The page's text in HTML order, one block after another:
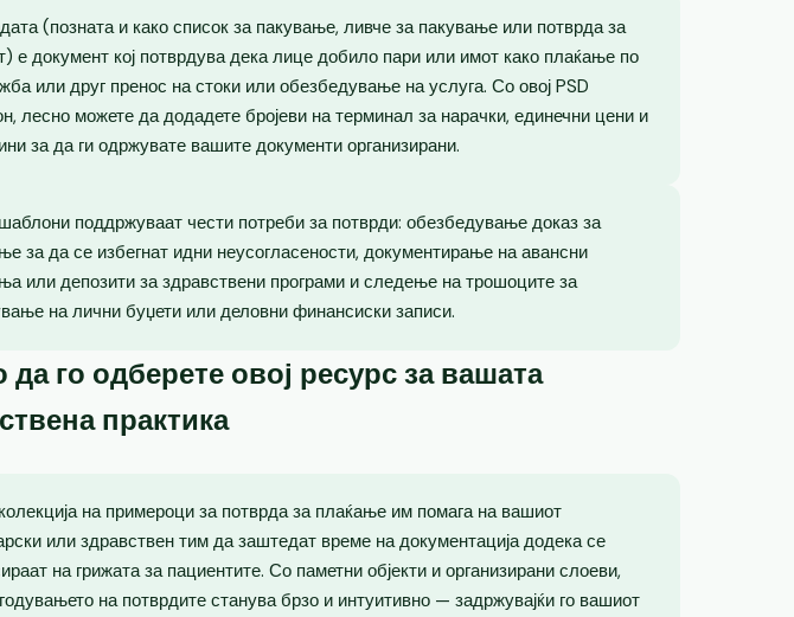
(позната и како список за пакување, ливче за пакување или потврда за
е документ кој потврдува дека лице добило пари или имот како плаќање по
или друг пренос на стоки или обезбедување на услуга. Со овој PSD
лесно можете да додадете бројеви на терминал за нарачки, единечни цени и
за да ги одржувате вашите документи организирани.
поддржуваат чести потреби за потврди: обезбедување доказ за
за да се избегнат идни неусогласености, документирање на авансни
или депозити за здравствени програми и следење на трошоците за
на лични буџети или деловни финансиски записи.
го одберете овој ресурс за вашата
практика
на примероци за потврда за плаќање им помага на вашиот
или здравствен тим да заштедат време на документација додека се
на грижата за пациентите. Со паметни објекти и организирани слоеви,
на потврдите станува брзо и интуитивно — задржувајќи го вашиот